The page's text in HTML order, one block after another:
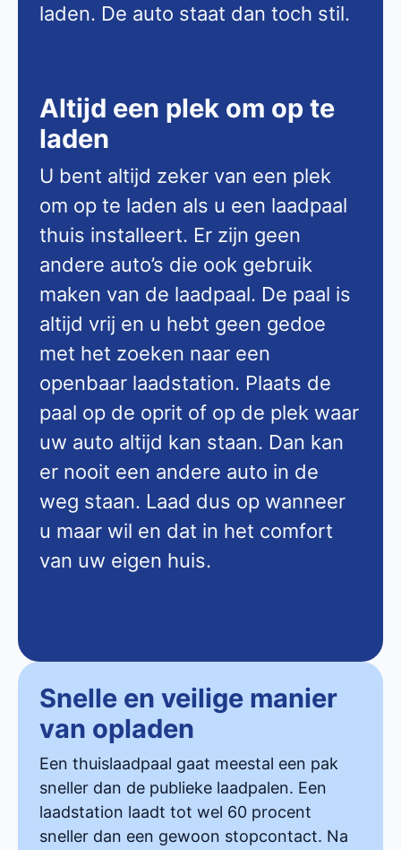
laden. De auto staat dan toch stil.
Altijd een plek om op te
laden
U bent altijd zeker van een plek
om op te laden als u een laadpaal
thuis installeert. Er zijn geen
andere auto’s die ook gebruik
maken van de laadpaal. De paal is
altijd vrij en u hebt geen gedoe
met het zoeken naar een
openbaar laadstation. Plaats de
paal op de oprit of op de plek waar
uw auto altijd kan staan. Dan kan
er nooit een andere auto in de
weg staan. Laad dus op wanneer
u maar wil en dat in het comfort
van uw eigen huis.
Snelle en veilige manier
van opladen
Een thuislaadpaal gaat meestal een pak
sneller dan de publieke laadpalen. Een
laadstation laadt tot wel 60 procent
sneller dan een gewoon stopcontact. Na